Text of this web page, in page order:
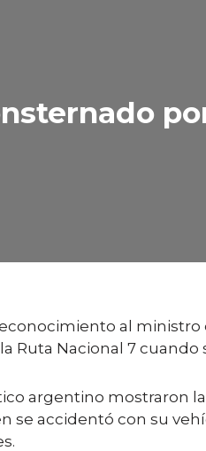
al ministro
Nacional 7 cuando
argentino mostraron
accidentó con su